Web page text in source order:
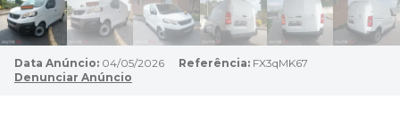
Data Anúncio: 04/05/2026 Referência: FX3qMK67
Denunciar Anúncio